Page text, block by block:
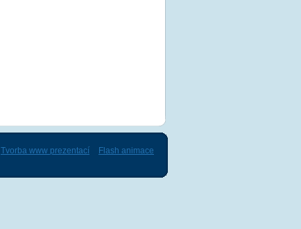
Tvorba www prezentací Flash animace